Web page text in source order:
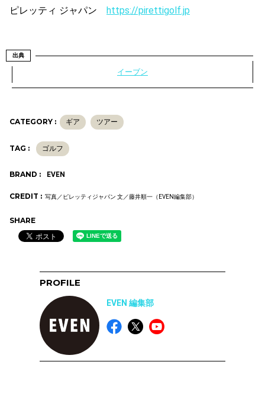
ピレッティ ジャパン https://pirettigolf.jp
出典
イーブン
CATEGORY : ギア ツアー
TAG : ゴルフ
BRAND : EVEN
CREDIT : 写真／ピレッティジャパン 文／藤井順一（EVEN編集部）
SHARE
PROFILE
EVEN 編集部